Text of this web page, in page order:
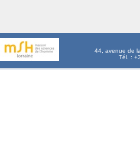
44, avenue de
Tél. :